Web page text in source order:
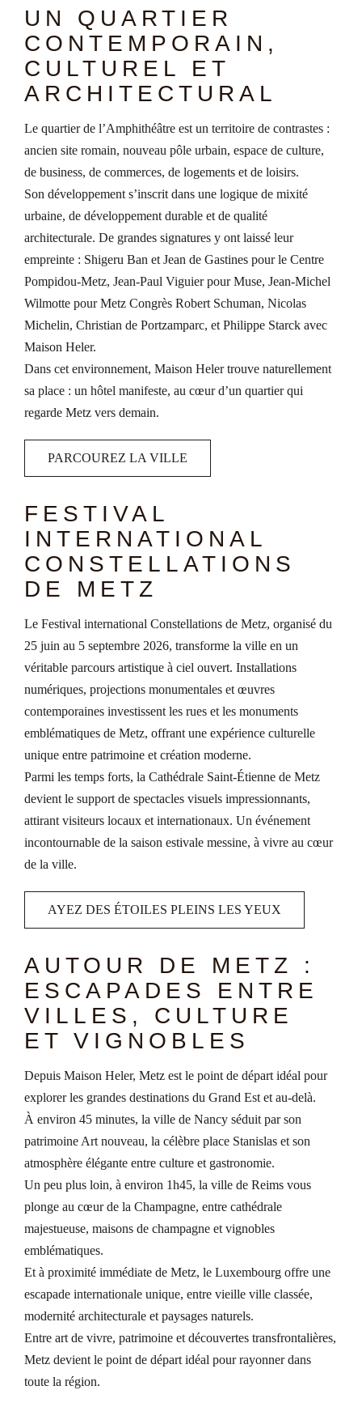
UN QUARTIER
CONTEMPORAIN,
CULTUREL ET
ARCHITECTURAL
Le quartier de l’Amphithéâtre est un territoire de contrastes :
ancien site romain, nouveau pôle urbain, espace de culture,
de business, de commerces, de logements et de loisirs.
Son développement s’inscrit dans une logique de mixité
urbaine, de développement durable et de qualité
architecturale. De grandes signatures y ont laissé leur
empreinte : Shigeru Ban et Jean de Gastines pour le Centre
Pompidou-Metz, Jean-Paul Viguier pour Muse, Jean-Michel
Wilmotte pour Metz Congrès Robert Schuman, Nicolas
Michelin, Christian de Portzamparc, et Philippe Starck avec
Maison Heler.
Dans cet environnement, Maison Heler trouve naturellement
sa place : un hôtel manifeste, au cœur d’un quartier qui
regarde Metz vers demain.
PARCOUREZ LA VILLE
FESTIVAL
INTERNATIONAL
CONSTELLATIONS
DE METZ
Le Festival international Constellations de Metz, organisé du
25 juin au 5 septembre 2026, transforme la ville en un
véritable parcours artistique à ciel ouvert. Installations
numériques, projections monumentales et œuvres
contemporaines investissent les rues et les monuments
emblématiques de Metz, offrant une expérience culturelle
unique entre patrimoine et création moderne.
Parmi les temps forts, la Cathédrale Saint-Étienne de Metz
devient le support de spectacles visuels impressionnants,
attirant visiteurs locaux et internationaux. Un événement
incontournable de la saison estivale messine, à vivre au cœur
de la ville.
AYEZ DES ÉTOILES PLEINS LES YEUX
AUTOUR DE METZ :
ESCAPADES ENTRE
VILLES, CULTURE
ET VIGNOBLES
Depuis Maison Heler, Metz est le point de départ idéal pour
explorer les grandes destinations du Grand Est et au-delà.
À environ 45 minutes, la ville de Nancy séduit par son
patrimoine Art nouveau, la célèbre place Stanislas et son
atmosphère élégante entre culture et gastronomie.
Un peu plus loin, à environ 1h45, la ville de Reims vous
plonge au cœur de la Champagne, entre cathédrale
majestueuse, maisons de champagne et vignobles
emblématiques.
Et à proximité immédiate de Metz, le Luxembourg offre une
escapade internationale unique, entre vieille ville classée,
modernité architecturale et paysages naturels.
Entre art de vivre, patrimoine et découvertes transfrontalières,
Metz devient le point de départ idéal pour rayonner dans
toute la région.